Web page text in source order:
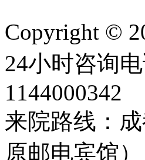
Copyright ©
24小时咨询
1144000342
来院路线：
原邮电宾馆）